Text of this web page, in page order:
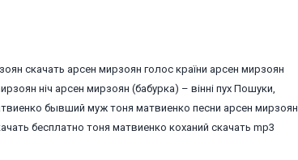
скачать арсен мирзоян голос країни арсен мирзоян
ніч арсен мирзоян (бабурка) – вінні пух Пошуки,
бывший муж тоня матвиенко песни арсен мирзоян
бесплатно тоня матвиенко коханий скачать mp3